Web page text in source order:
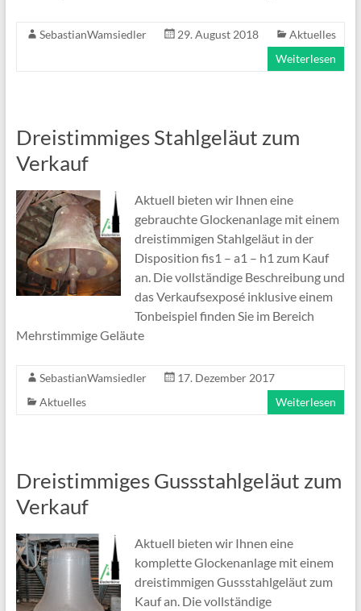
SebastianWamsiedler 29. August 2018
Aktuelles
Weiterlesen
Dreistimmiges Stahlgeläut zum
Verkauf
Aktuell bieten wir Ihnen eine
gebrauchte Glockenanlage mit einem
dreistimmigen Stahlgeläut in der
Disposition fis1 – a1 – h1 zum Kauf
an. Die vollständige Beschreibung und
das Verkaufsexposé inklusive einem
Tonbeispiel finden Sie im Bereich
Mehrstimmige Geläute
SebastianWamsiedler
17. Dezember 2017
Aktuelles
Weiterlesen
Dreistimmiges Gussstahlgeläut zum
Verkauf
Aktuell bieten wir Ihnen eine
komplette Glockenanlage mit einem
dreistimmigen Gussstahlgeläut zum
Kauf an. Die vollständige